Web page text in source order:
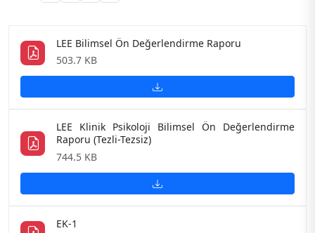
LEE Bilimsel Ön Değerlendirme Raporu
503.7 KB
LEE Klinik Psikoloji Bilimsel Ön Değerlendirme
Raporu (Tezli-Tezsiz)
744.5 KB
EK-1